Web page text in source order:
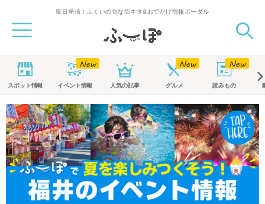
毎日発信！ふくいの旬な街ネタ&おでかけ情報ポータル
スポット情報 イベント情報 人気の記事 グルメ 読みもの